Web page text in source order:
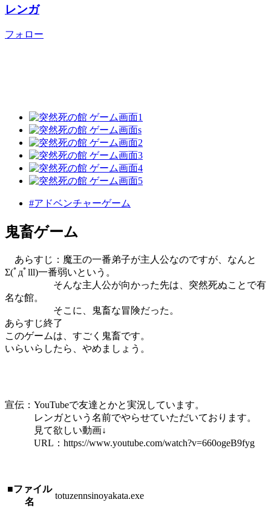
レンガ
フォロー
#アドベンチャーゲーム
鬼畜ゲーム
あらすじ：魔王の一番弟子が主人公なのですが、なんと
Σ(ﾟдﾟlll)一番弱いという。
そんな主人公が向かった先は、突然死ぬことで有
名な館。
そこに、鬼畜な冒険だった。
あらすじ終了
このゲームは、すごく鬼畜です。
いらいらしたら、やめましょう。
宣伝：YouTubeで友達とかと実況しています。
レンガという名前でやらせていただいております。
見て欲しい動画↓
URL：https://www.youtube.com/watch?v=660ogeB9fyg
■ファイル
名
totuzennsinoyakata.exe